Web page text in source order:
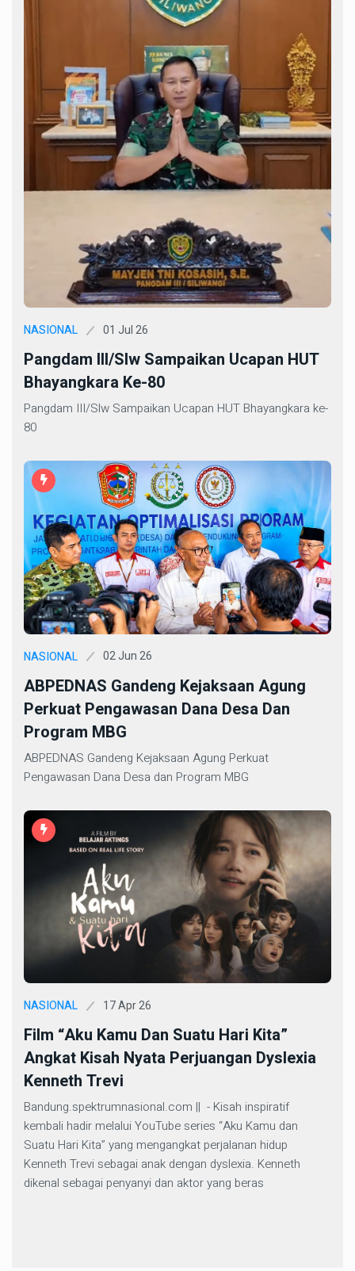
NASIONAL 01 Jul 26
Pangdam III/Slw Sampaikan Ucapan HUT
Bhayangkara Ke-80
Pangdam III/Slw Sampaikan Ucapan HUT Bhayangkara ke-
80
NASIONAL 02 Jun 26
ABPEDNAS Gandeng Kejaksaan Agung
Perkuat Pengawasan Dana Desa Dan
Program MBG
ABPEDNAS Gandeng Kejaksaan Agung Perkuat
Pengawasan Dana Desa dan Program MBG
NASIONAL 17 Apr 26
Film “Aku Kamu Dan Suatu Hari Kita”
Angkat Kisah Nyata Perjuangan Dyslexia
Kenneth Trevi
Bandung.spektrumnasional.com || - Kisah inspiratif
kembali hadir melalui YouTube series “Aku Kamu dan
Suatu Hari Kita” yang mengangkat perjalanan hidup
Kenneth Trevi sebagai anak dengan dyslexia. Kenneth
dikenal sebagai penyanyi dan aktor yang beras